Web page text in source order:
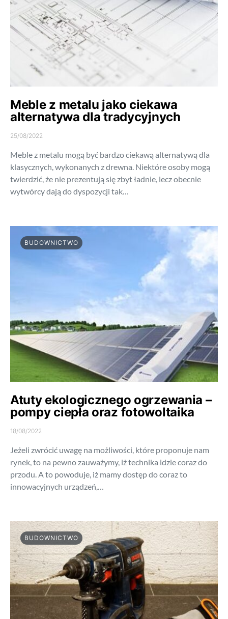
Meble z metalu jako ciekawa
alternatywa dla tradycyjnych
25/08/2022
Meble z metalu mogą być bardzo ciekawą alternatywą dla
klasycznych, wykonanych z drewna. Niektóre osoby mogą
twierdzić, że nie prezentują się zbyt ładnie, lecz obecnie
wytwórcy dają do dyspozycji tak…
BUDOWNICTWO
Atuty ekologicznego ogrzewania –
pompy ciepła oraz fotowoltaika
18/08/2022
Jeżeli zwrócić uwagę na możliwości, które proponuje nam
rynek, to na pewno zauważymy, iż technika idzie coraz do
przodu. A to powoduje, iż mamy dostęp do coraz to
innowacyjnych urządzeń,…
BUDOWNICTWO